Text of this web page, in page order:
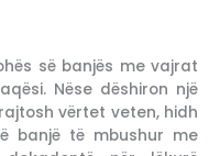
së banjës me vajrat
Nëse dëshiron një
vërtet veten, hidh
banjë të mbushur me